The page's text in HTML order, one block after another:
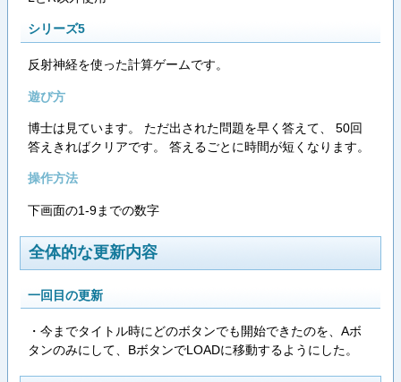
シリーズ5
反射神経を使った計算ゲームです。
遊び方
博士は見ています。 ただ出された問題を早く答えて、 50回
答えきればクリアです。 答えるごとに時間が短くなります。
操作方法
下画面の1-9までの数字
全体的な更新内容
一回目の更新
・今までタイトル時にどのボタンでも開始できたのを、Aボ
タンのみにして、BボタンでLOADに移動するようにした。